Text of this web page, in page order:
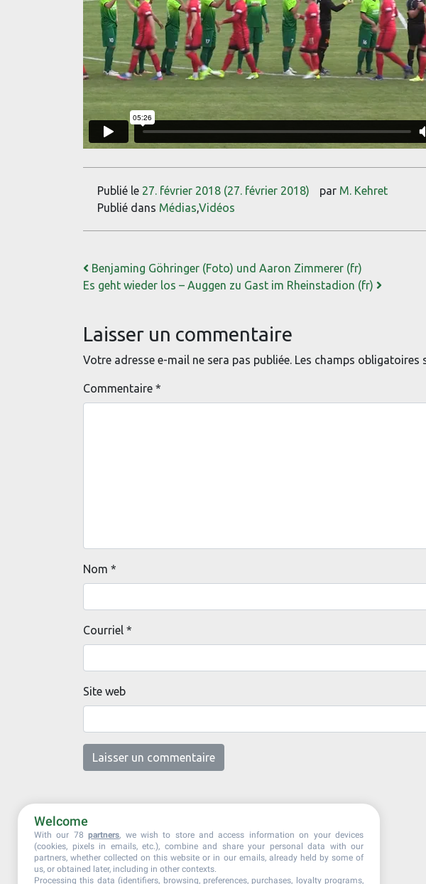
Publié le 27. février 2018 (27. février 2018) par M. Kehret
Publié dans Médias,Vidéos
Navigation
Benjaming Göhringer (Foto) und Aaron Zimmerer (fr)
Es geht wieder los – Auggen zu Gast im Rheinstadion (fr)
Laisser un commentaire
Votre adresse e-mail ne sera pas publiée. Les champs obligatoires
Commentaire *
Nom *
Courriel *
Site web
Welcome
With our 78partners, we wish to store and access information on your devices
(cookies, pixels in emails, etc.), combine and share your personal data with our
partners, whether collected on this website or in our emails, already held by some of
us, or obtained later, including in other contexts.
Processing this data (identifiers, browsing, preferences, purchases, loyalty programs,